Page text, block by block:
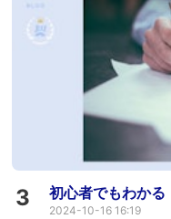
3 初心者でもわか
2024-10-16 16:19